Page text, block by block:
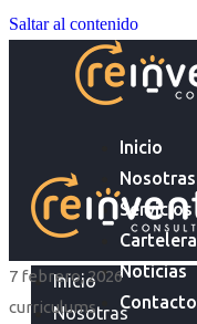
Saltar al contenido
Inicio
Nosotras
Servicios
Cartelera
Noticias
Contacto
Inicio
Nosotras
7 febrero, 2026
curriculums